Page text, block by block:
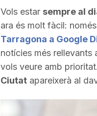
t
Vols estar sempre al
ara és molt fàcil: només
Tarragona a Google
notícies més rellevants
vols veure amb
Ciutatapareixerà al